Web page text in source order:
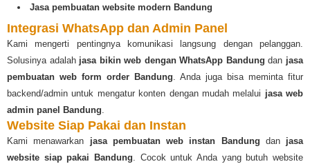
Jasa pembuatan website modern Bandung
Integrasi WhatsApp dan Admin Panel
Kami mengerti pentingnya komunikasi langsung dengan pelanggan.
Solusinya adalah jasa bikin web dengan WhatsApp Bandung dan jasa
pembuatan web form order Bandung. Anda juga bisa meminta fitur
backend/admin untuk mengatur konten dengan mudah melalui jasa web
admin panel Bandung.
Website Siap Pakai dan Instan
Kami menawarkan jasa pembuatan web instan Bandung dan jasa
website siap pakai Bandung. Cocok untuk Anda yang butuh website